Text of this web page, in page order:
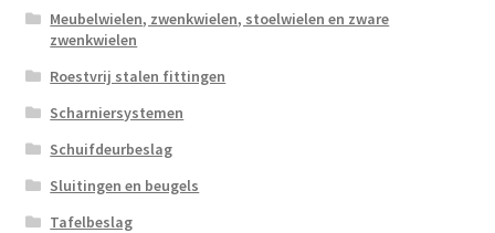
Meubelwielen, zwenkwielen, stoelwielen en zware
zwenkwielen
Roestvrij stalen fittingen
Scharniersystemen
Schuifdeurbeslag
Sluitingen en beugels
Tafelbeslag